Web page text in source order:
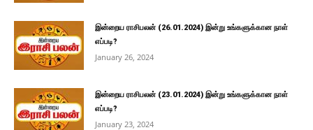
இன்றைய ராசிபலன் (26.01.2024) இன்று உங்களுக்கான நாள்
எப்படி?
January 26, 2024
இன்றைய ராசிபலன் (23.01.2024) இன்று உங்களுக்கான நாள்
எப்படி?
January 23, 2024